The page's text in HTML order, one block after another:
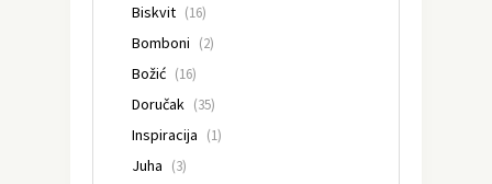
Biskvit (16)
Bomboni (2)
Božić (16)
Doručak (35)
Inspiracija (1)
Juha (3)